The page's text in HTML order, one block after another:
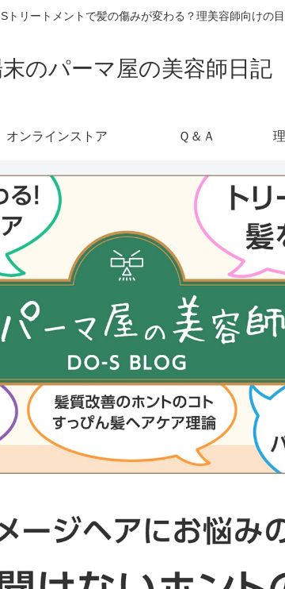
トリートメントで髪の傷みが変わる？理美容師向けの
のパーマ屋の美容師日記
オンラインストア Ｑ＆Ａ